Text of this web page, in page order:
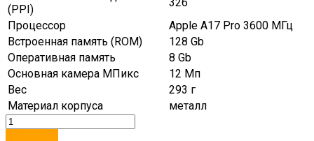
(PPI)
Процессор
Apple A17 Pro 3600 МГц
Встроенная память (ROM)
128 Gb
Оперативная память
8 Gb
Основная камера МПикс
12 Мп
Вес
293 г
Материал корпуса
металл